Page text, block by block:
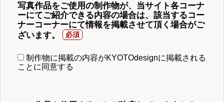
写真作品をご使用の制作物が、当サイト各コーナ
ーにてご紹介できる内容の場合は、該当するコー
ナーコーナーにて情報を掲載させて頂く場合がご
ざいます。
制作物に掲載の内容がKYOTOdesignに掲載される
ことに同意する